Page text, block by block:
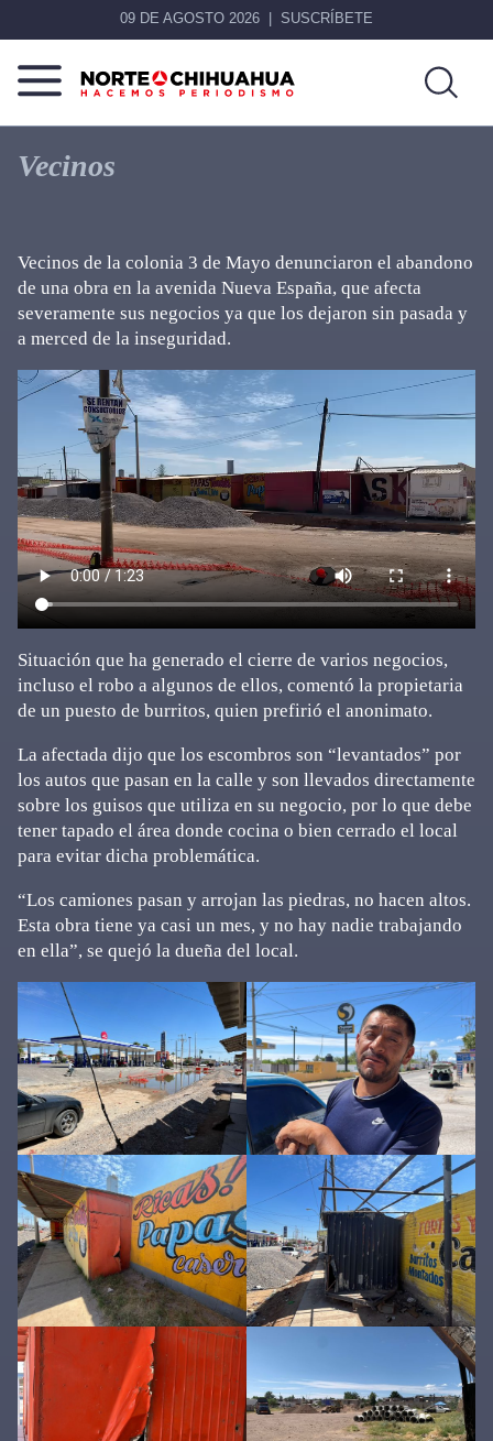
09 DE AGOSTO 2026 SUSCRÍBETE
Norte
Chihuahua
Más
que
noticias,
Vecinos
Vecinos de la colonia 3 de Mayo denunciaron el abandono
de una obra en la avenida Nueva España, que afecta
severamente sus negocios ya que los dejaron sin pasada y
a merced de la inseguridad.
Situación que ha generado el cierre de varios negocios,
incluso el robo a algunos de ellos, comentó la propietaria
de un puesto de burritos, quien prefirió el anonimato.
La afectada dijo que los escombros son “levantados” por
los autos que pasan en la calle y son llevados directamente
sobre los guisos que utiliza en su negocio, por lo que debe
tener tapado el área donde cocina o bien cerrado el local
para evitar dicha problemática.
“Los camiones pasan y arrojan las piedras, no hacen altos.
Esta obra tiene ya casi un mes, y no hay nadie trabajando
en ella”, se quejó la dueña del local.